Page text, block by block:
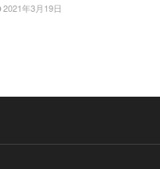
2021年3月19日